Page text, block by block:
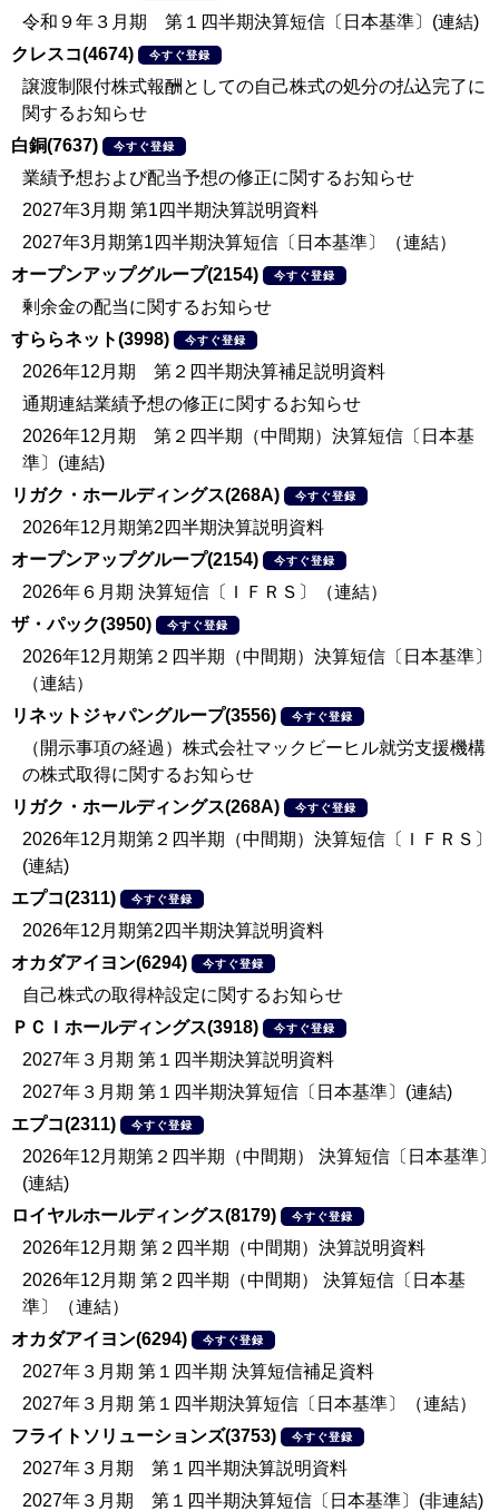
令和９年３月期 第１四半期決算短信〔日本基準〕(連結)
クレスコ(4674)
今すぐ登録
譲渡制限付株式報酬としての自己株式の処分の払込完了に
関するお知らせ
白銅(7637)
今すぐ登録
業績予想および配当予想の修正に関するお知らせ
2027年3月期 第1四半期決算説明資料
2027年3月期第1四半期決算短信〔日本基準〕（連結）
オープンアップグループ(2154)
今すぐ登録
剰余金の配当に関するお知らせ
すららネット(3998)
今すぐ登録
2026年12月期 第２四半期決算補足説明資料
通期連結業績予想の修正に関するお知らせ
2026年12月期 第２四半期（中間期）決算短信〔日本基
準〕(連結)
リガク・ホールディングス(268A)
今すぐ登録
2026年12月期第2四半期決算説明資料
オープンアップグループ(2154)
今すぐ登録
2026年６月期 決算短信〔ＩＦＲＳ〕（連結）
ザ・パック(3950)
今すぐ登録
2026年12月期第２四半期（中間期）決算短信〔日本基準〕
（連結）
リネットジャパングループ(3556)
今すぐ登録
（開示事項の経過）株式会社マックビーヒル就労支援機構
の株式取得に関するお知らせ
リガク・ホールディングス(268A)
今すぐ登録
2026年12月期第２四半期（中間期）決算短信〔ＩＦＲＳ〕
(連結)
エプコ(2311)
今すぐ登録
2026年12月期第2四半期決算説明資料
オカダアイヨン(6294)
今すぐ登録
自己株式の取得枠設定に関するお知らせ
ＰＣＩホールディングス(3918)
今すぐ登録
2027年３月期 第１四半期決算説明資料
2027年３月期 第１四半期決算短信〔日本基準〕(連結)
エプコ(2311)
今すぐ登録
2026年12月期第２四半期（中間期） 決算短信〔日本基準〕
(連結)
ロイヤルホールディングス(8179)
今すぐ登録
2026年12月期 第２四半期（中間期）決算説明資料
2026年12月期 第２四半期（中間期） 決算短信〔日本基
準〕（連結）
オカダアイヨン(6294)
今すぐ登録
2027年３月期 第１四半期 決算短信補足資料
2027年３月期 第１四半期決算短信〔日本基準〕（連結）
フライトソリューションズ(3753)
今すぐ登録
2027年３月期 第１四半期決算説明資料
2027年３月期 第１四半期決算短信〔日本基準〕(非連結)